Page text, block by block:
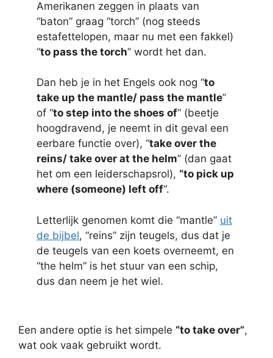
Amerikanen zeggen in plaats van
“baton” graag “torch” (nog steeds
estafettelopen, maar nu met een fakkel)
“to pass the torch” wordt het dan.
Dan heb je in het Engels ook nog “to
take up the mantle/ pass the mantle”
of “to step into the shoes of” (beetje
hoogdravend, je neemt in dit geval een
eerbare functie over), “take over the
reins/ take over at the helm” (dan gaat
het om een leiderschapsrol), “to pick up
where (someone) left off“.
Letterlijk genomen komt die “mantle” uit
de bijbel, “reins” zijn teugels, dus dat je
de teugels van een koets overneemt, en
“the helm” is het stuur van een schip,
dus dan neem je het wiel.
Een andere optie is het simpele “to take over”,
wat ook vaak gebruikt wordt.